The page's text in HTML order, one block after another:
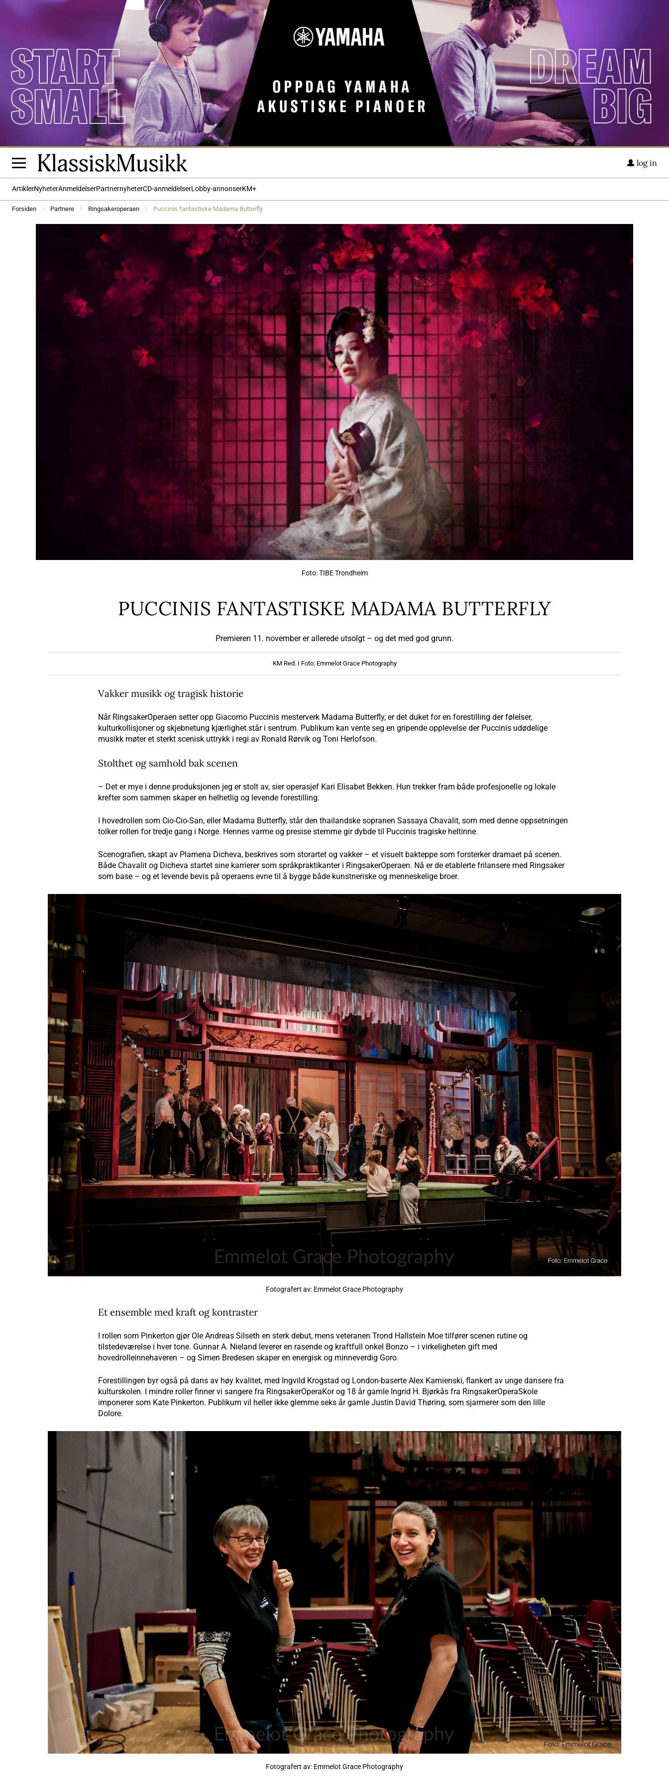
log in
ArtiklerNyheterAnmeldelserPartnernyheterCD-anmeldelserLobby-annonserKM+
Forsiden Partnere Ringsakeroperaen Puccinis fantastiske Madama Butterfly
Foto: TIBE Trondheim
PUCCINIS FANTASTISKE MADAMA BUTTERFLY
Premieren 11. november er allerede utsolgt – og det med god grunn.
KM Red. I Foto: Emmelot Grace Photography
Vakker musikk og tragisk historie
Når RingsakerOperaen setter opp Giacomo Puccinis mesterverk Madama Butterfly, er det duket for en forestilling der følelser,
kulturkollisjoner og skjebnetung kjærlighet står i sentrum. Publikum kan vente seg en gripende opplevelse der Puccinis udødelige
musikk møter et sterkt scenisk uttrykk i regi av Ronald Rørvik og Toni Herlofson.
Stolthet og samhold bak scenen
– Det er mye i denne produksjonen jeg er stolt av, sier operasjef Kari Elisabet Bekken. Hun trekker fram både profesjonelle og lokale
krefter som sammen skaper en helhetlig og levende forestilling.
I hovedrollen som Cio-Cio-San, eller Madama Butterfly, står den thailandske sopranen Sassaya Chavalit, som med denne oppsetningen
tolker rollen for tredje gang i Norge. Hennes varme og presise stemme gir dybde til Puccinis tragiske heltinne.
Scenografien, skapt av Plamena Dicheva, beskrives som storartet og vakker – et visuelt bakteppe som forsterker dramaet på scenen.
Både Chavalit og Dicheva startet sine karrierer som språkpraktikanter i RingsakerOperaen. Nå er de etablerte frilansere med Ringsaker
som base – og et levende bevis på operaens evne til å bygge både kunstneriske og menneskelige broer.
Fotografert av: Emmelot Grace Photography
Et ensemble med kraft og kontraster
I rollen som Pinkerton gjør Ole Andreas Silseth en sterk debut, mens veteranen Trond Hallstein Moe tilfører scenen rutine og
tilstedeværelse i hver tone. Gunnar A. Nieland leverer en rasende og kraftfull onkel Bonzo – i virkeligheten gift med
hovedrolleinnehaveren – og Simen Bredesen skaper en energisk og minneverdig Goro.
Forestillingen byr også på dans av høy kvalitet, med Ingvild Krogstad og London-baserte Alex Kamienski, flankert av unge dansere fra
kulturskolen. I mindre roller finner vi sangere fra RingsakerOperaKor og 18 år gamle Ingrid H. Bjørkås fra RingsakerOperaSkole
imponerer som Kate Pinkerton. Publikum vil heller ikke glemme seks år gamle Justin David Thøring, som sjarmerer som den lille
Dolore.
Fotografert av: Emmelot Grace Photography